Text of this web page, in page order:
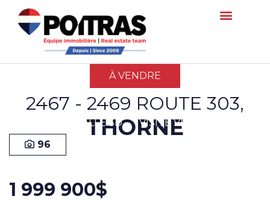
À VENDRE
2467 - 2469 ROUTE 303,
THORNE
VISITE VIRTUELLE 3D
VISITE VIDÉO
96
1 999 900$